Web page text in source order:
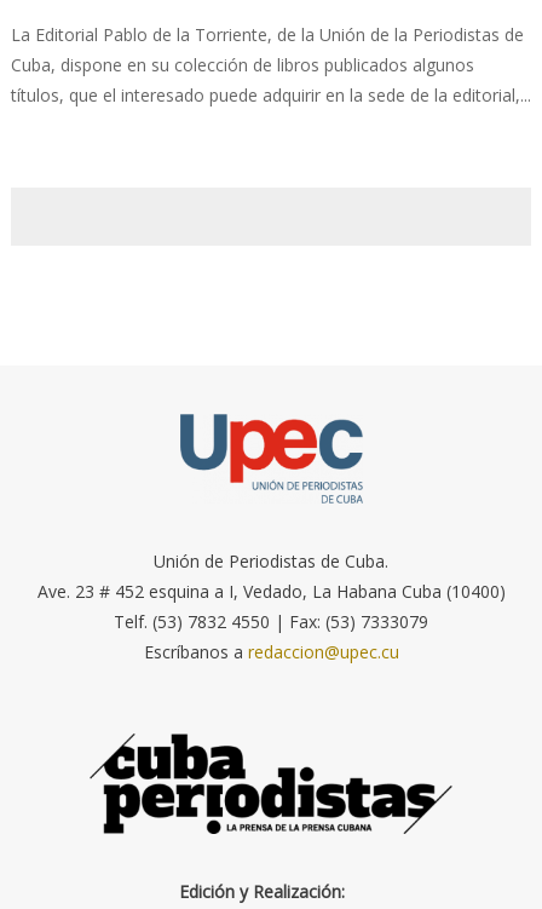
La Editorial Pablo de la Torriente, de la Unión de la Periodistas de
Cuba, dispone en su colección de libros publicados algunos
títulos, que el interesado puede adquirir en la sede de la editorial,...
Unión de Periodistas de Cuba.
Ave. 23 # 452 esquina a I, Vedado, La Habana Cuba (10400)
Telf. (53) 7832 4550 | Fax: (53) 7333079
Escríbanos a redaccion@upec.cu
Edición y Realización: